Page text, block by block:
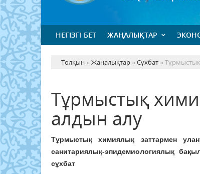
НЕГІЗГІ БЕТ ЖАҢАЛЫҚТАР
Толқын »Жаңалықтар »Сұхбат »
Тұрмыстық
алдын алу
Тұрмыстық химиялық заттармен
санитариялық-эпидемиологиялық
сұхбат